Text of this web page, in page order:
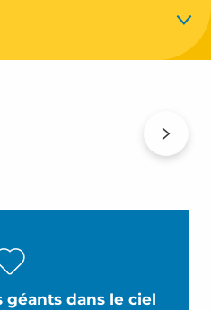
géants dans le ciel